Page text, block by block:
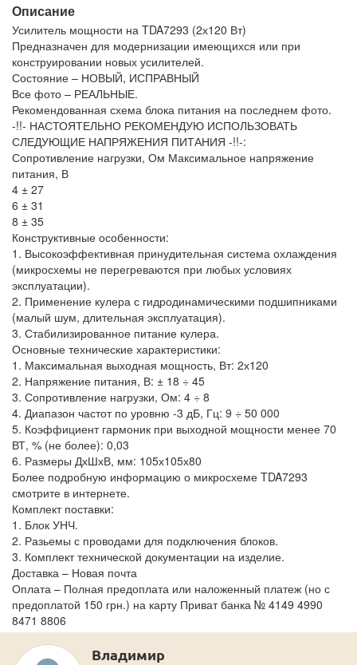
Описание
Усилитель мощности на TDA7293 (2х120 Вт)
Предназначен для модернизации имеющихся или при
конструировании новых усилителей.
Состояние – НОВЫЙ, ИСПРАВНЫЙ
Все фото – РЕАЛЬНЫЕ.
Рекомендованная схема блока питания на последнем фото.
-!!- НАСТОЯТЕЛЬНО РЕКОМЕНДУЮ ИСПОЛЬЗОВАТЬ
СЛЕДУЮЩИЕ НАПРЯЖЕНИЯ ПИТАНИЯ -!!-:
Сопротивление нагрузки, Ом Максимальное напряжение
питания, В
4 ± 27
6 ± 31
8 ± 35
Конструктивные особенности:
1. Высокоэффективная принудительная система охлаждения
(микросхемы не перегреваются при любых условиях
эксплуатации).
2. Применение кулера с гидродинамическими подшипниками
(малый шум, длительная эксплуатация).
3. Стабилизированное питание кулера.
Основные технические характеристики:
1. Максимальная выходная мощность, Вт: 2х120
2. Напряжение питания, В: ± 18 ÷ 45
3. Сопротивление нагрузки, Ом: 4 ÷ 8
4. Диапазон частот по уровню -3 дБ, Гц: 9 ÷ 50 000
5. Коэффициент гармоник при выходной мощности менее 70
ВТ, % (не более): 0,03
6. Размеры ДхШхВ, мм: 105х105х80
Более подробную информацию о микросхеме TDA7293
смотрите в интернете.
Комплект поставки:
1. Блок УНЧ.
2. Разьемы с проводами для подключения блоков.
3. Комплект технической документации на изделие.
Доставка – Новая почта
Оплата – Полная предоплата или наложенный платеж (но с
предоплатой 150 грн.) на карту Приват банка № 4149 4990
8471 8806
Владимир